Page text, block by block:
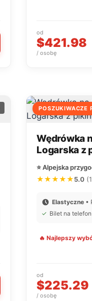
od
$421.98
/ osobę
POSZUKIWACZE
Wędrówka
Logarska z
⭐ Alpejska
★★★★★5.0
Elastyczne •
✓ Bilet na
🔥 Najlepszy
od
$225.29
/ osobę